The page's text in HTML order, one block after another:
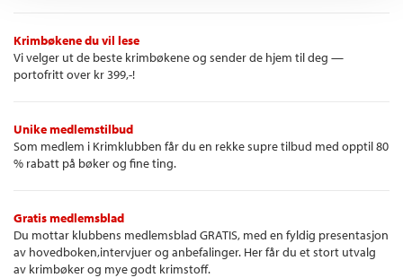
Krimbøkene du vil lese
Vi velger ut de beste krimbøkene og sender de hjem til deg —
portofritt over kr 399,-!
Unike medlemstilbud
Som medlem i Krimklubben får du en rekke supre tilbud med opptil 80
% rabatt på bøker og fine ting.
Gratis medlemsblad
Du mottar klubbens medlemsblad GRATIS, med en fyldig presentasjon
av hovedboken,intervjuer og anbefalinger. Her får du et stort utvalg
av krimbøker og mye godt krimstoff.